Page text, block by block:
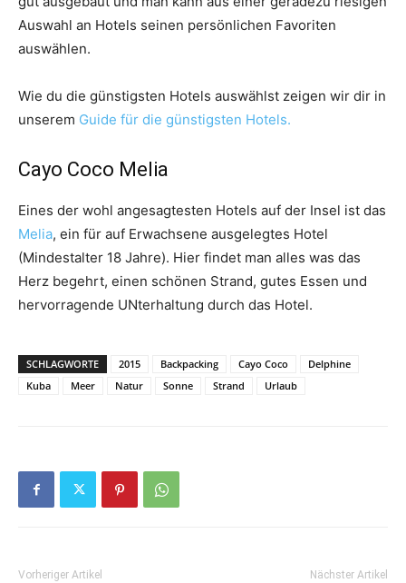
Auswahl an Hotels seinen persönlichen Favoriten
auswählen.
Wie du die günstigsten Hotels auswählst zeigen wir dir in
unserem Guide für die günstigsten Hotels.
Cayo Coco Melia
Eines der wohl angesagtesten Hotels auf der Insel ist das
Melia, ein für auf Erwachsene ausgelegtes Hotel
(Mindestalter 18 Jahre). Hier findet man alles was das
Herz begehrt, einen schönen Strand, gutes Essen und
hervorragende UNterhaltung durch das Hotel.
SCHLAGWORTE 2015 Backpacking Cayo Coco
Delphine
Kuba
Meer Natur Sonne Strand Urlaub
Vorheriger Artikel Nächster Artikel